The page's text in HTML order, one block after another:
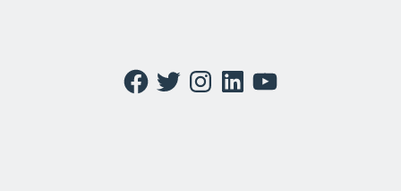
Facebook
TwitterInstagramLinkedInYouTube